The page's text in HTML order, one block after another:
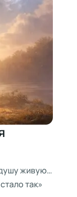
живую…
так»